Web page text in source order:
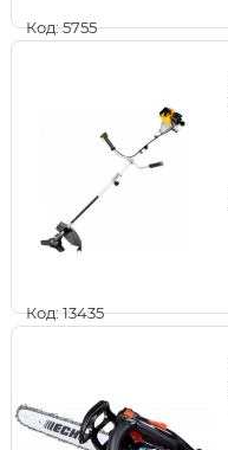
Код: 5755
Код: 13435